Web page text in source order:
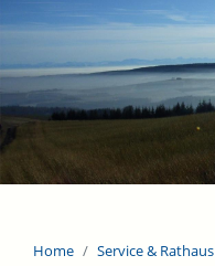
Home Service & Rathaus